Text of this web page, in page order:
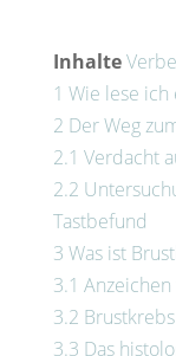
Inhalte
1 Wie lese ich
2 Der Weg
2.1 Verdacht
2.2
Tastbefund
3 Was ist
3.1
3.2
3.3 Das